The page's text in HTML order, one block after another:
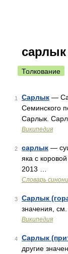
сарлык
Толкование
1 Сарлык —
Семинского
Сарлык.
Википедия
2 сарлык —
яка с
2013 …
Словарь
3 Сарлык
значения,
Википедия
4 Сарлык
другие